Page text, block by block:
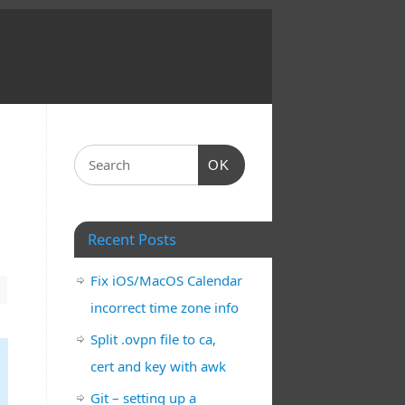
OK
Recent Posts
Fix iOS/MacOS Calendar
incorrect time zone info
Split .ovpn file to ca,
cert and key with awk
Git – setting up a